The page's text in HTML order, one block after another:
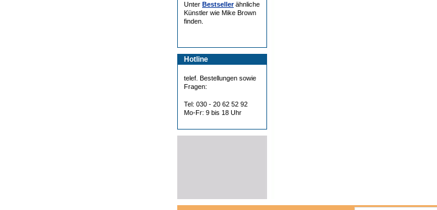
Unter Bestsellerähnliche
Künstler wie Mike Brown
finden.
Hotline
telef. Bestellungen sowie
Fragen:
Tel: 030 - 20 62 52 92
Mo-Fr: 9 bis 18 Uhr